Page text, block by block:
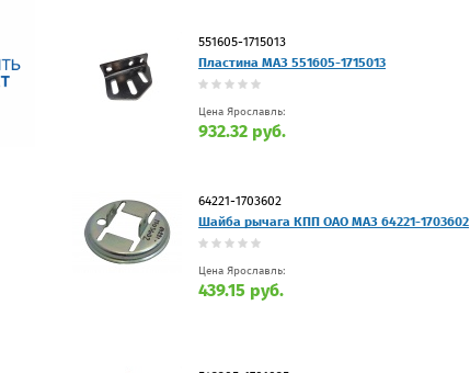
551605-1715013
Пластина МАЗ 551605-1715013
Цена Ярославль:
932.32 руб.
64221-1703602
Шайба рычага КПП ОАО МАЗ 64221-1703602
Цена Ярославль:
439.15 руб.